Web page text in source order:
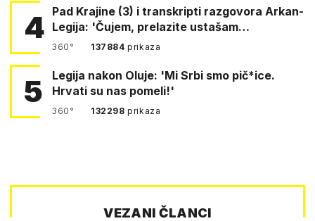
4 Pad Krajine (3) i transkripti razgovora Arkan-
Legija: 'Čujem, prelazite ustašam…
360° 137884prikaza
5
Legija nakon Oluje: 'Mi Srbi smo pič*ice.
Hrvati su nas pomeli!'
360° 132298prikaza
VEZANI ČLANCI